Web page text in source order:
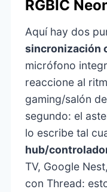
RGBIC
Aquí hay dos
sincronización
micrófono
reaccione al
gaming/salón
segundo: el
lo escribe tal
hub/
TV, Google
con Thread: